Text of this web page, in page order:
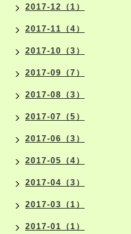
2017-12（1）
2017-11（4）
2017-10（3）
2017-09（7）
2017-08（3）
2017-07（5）
2017-06（3）
2017-05（4）
2017-04（3）
2017-03（1）
2017-01（1）